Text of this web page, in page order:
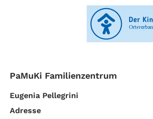
PaMuKi Familienzentrum
Eugenia Pellegrini
Adresse